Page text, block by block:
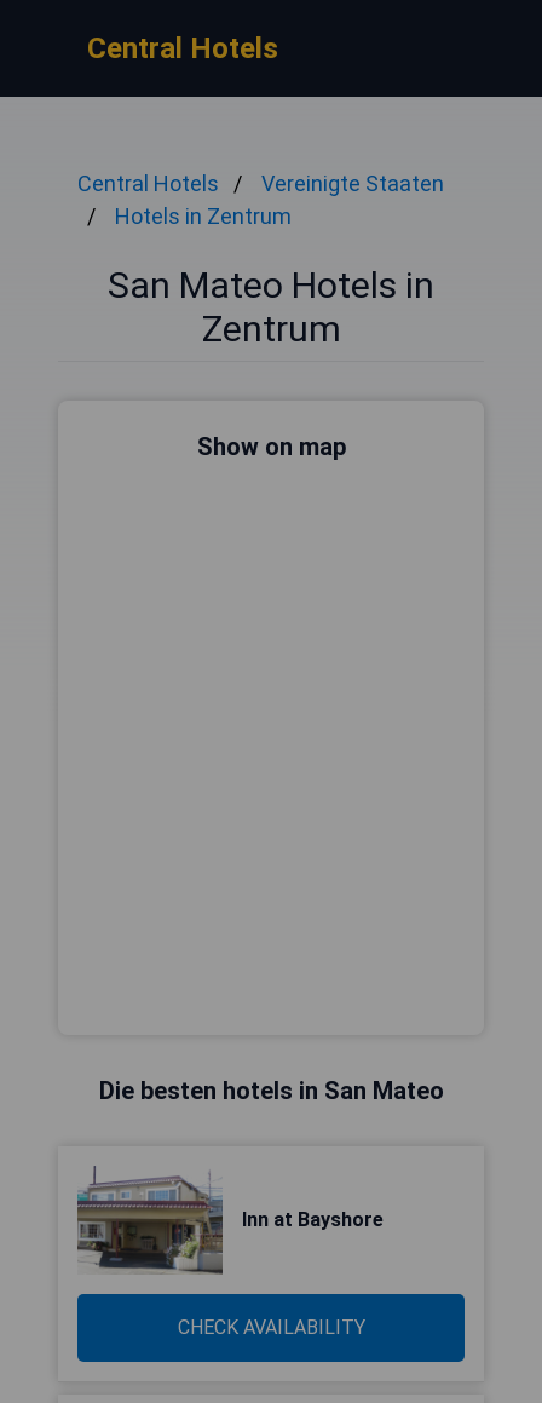
Central Hotels
Central Hotels
Vereinigte Staaten
Hotels in Zentrum
San Mateo Hotels in
Zentrum
Show on map
Die besten hotels in San Mateo
Inn at Bayshore
CHECK AVAILABILITY